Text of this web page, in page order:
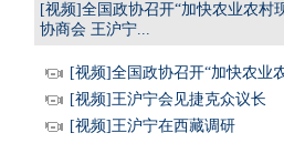
[视频]全国政协召开“加快农业农村
协商会 王沪宁...
[视频]全国政协召开“加快农业
[视频]王沪宁会见捷克众议长
[视频]王沪宁在西藏调研